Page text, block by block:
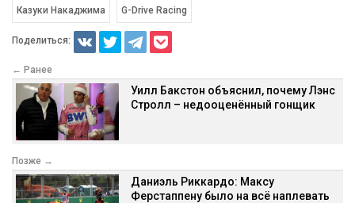
Казуки Накаджима G-Drive Racing
Поделиться:
← Ранее
Уилл Бакстон объяснил, почему Лэнс
Стролл – недооценённый гонщик
Позже →
Даниэль Риккардо: Максу
Ферстаппену было на всё наплевать